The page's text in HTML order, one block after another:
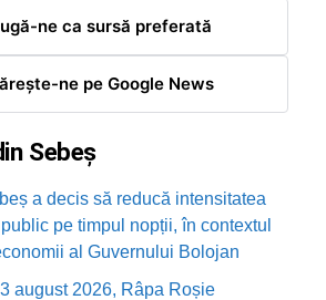
ne ca sursă preferată
ne pe Google News
Sebeș
a decis să reducă intensitatea
pe timpul nopții, în contextul
al Guvernului Bolojan
august 2026, Râpa Roșie